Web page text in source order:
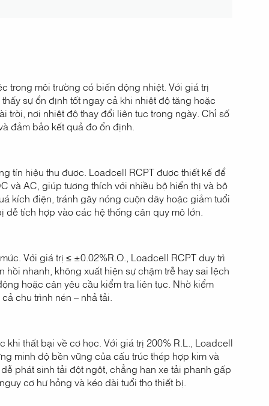
trong môi trường có biến động nhiệt. Với giá trị
sự ổn định tốt ngay cả khi nhiệt độ tăng hoặc
nơi nhiệt độ thay đổi liên tục trong ngày. Chỉ số
đảm bảo kết quả đo ổn định.
tín hiệu thu được. Loadcell RCPT được thiết kế để
và AC, giúp tương thích với nhiều bộ hiển thị và bộ
kích điện, tránh gây nóng cuộn dây hoặc giảm tuổi
tích hợp vào các hệ thống cân quy mô lớn.
Với giá trị ≤ ±0.02%R.O., Loadcell RCPT duy trì
nhanh, không xuất hiện sự chậm trễ hay sai lệch
hoặc cân yêu cầu kiểm tra liên tục. Nhờ kiểm
chu trình nén – nhả tải.
thất bại về cơ học. Với giá trị 200% R.L., Loadcell
minh độ bền vững của cấu trúc thép hợp kim và
phát sinh tải đột ngột, chẳng hạn xe tải phanh gấp
cơ hư hỏng và kéo dài tuổi thọ thiết bị.